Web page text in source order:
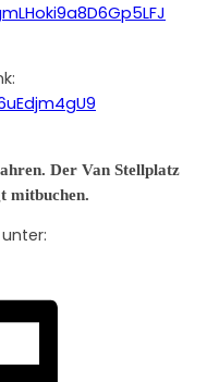
Der Van Stellplatz
mitbuchen.